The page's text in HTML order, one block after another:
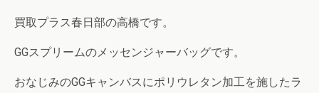
買取プラス春日部の高橋です。
GGスプリームのメッセンジャーバッグです。
おなじみのGGキャンバスにポリウレタン加工を施したラ